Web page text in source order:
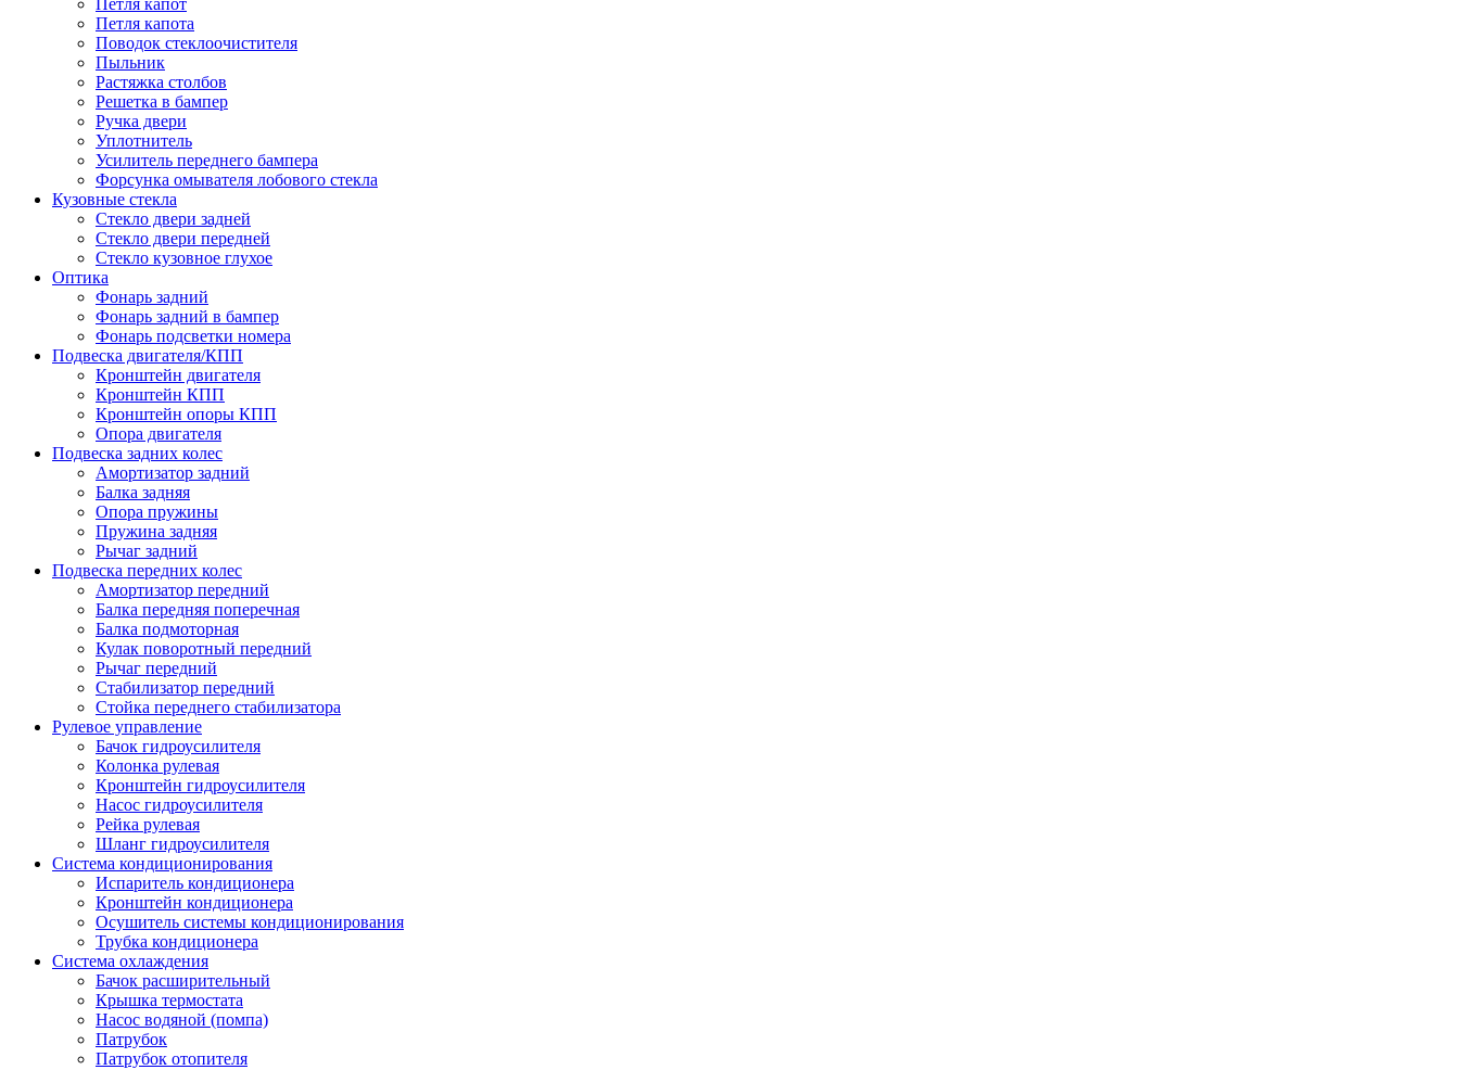
Петля капота
Поводок стеклоочистителя
Пыльник
Растяжка столбов
Решетка в бампер
Ручка двери
Уплотнитель
Усилитель переднего бампера
Форсунка омывателя лобового стекла
Кузовные стекла
Стекло двери задней
Стекло двери передней
Стекло кузовное глухое
Оптика
Фонарь задний
Фонарь задний в бампер
Фонарь подсветки номера
Подвеска двигателя/КПП
Кронштейн двигателя
Кронштейн КПП
Кронштейн опоры КПП
Опора двигателя
Подвеска задних колес
Амортизатор задний
Балка задняя
Опора пружины
Пружина задняя
Рычаг задний
Подвеска передних колес
Амортизатор передний
Балка передняя поперечная
Балка подмоторная
Кулак поворотный передний
Рычаг передний
Стабилизатор передний
Стойка переднего стабилизатора
Рулевое управление
Бачок гидроусилителя
Колонка рулевая
Кронштейн гидроусилителя
Насос гидроусилителя
Рейка рулевая
Шланг гидроусилителя
Система кондиционирования
Испаритель кондиционера
Кронштейн кондиционера
Осушитель системы кондиционирования
Трубка кондиционера
Система охлаждения
Бачок расширительный
Крышка термостата
Насос водяной (помпа)
Патрубок
Патрубок отопителя